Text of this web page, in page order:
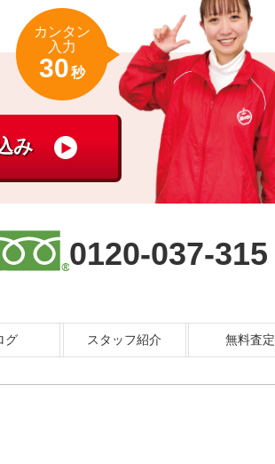
カンタン
入力
30秒
0120-037-315
グ スタッフ紹介 無料査定